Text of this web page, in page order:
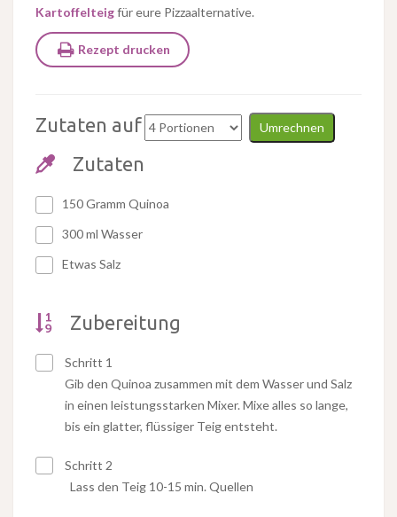
Kartoffelteigfür eure Pizzaalternative.
Rezept drucken
Zutaten auf Umrechnen
Zutaten
150 Gramm Quinoa
300 ml Wasser
Etwas Salz
Zubereitung
Schritt 1
Gib den Quinoa zusammen mit dem Wasser und Salz
in einen leistungsstarken Mixer. Mixe alles so lange,
bis ein glatter, flüssiger Teig entsteht.
Schritt 2
Lass den Teig 10-15 min. Quellen